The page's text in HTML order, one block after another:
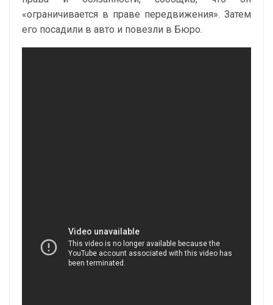
«ограничивается в праве передвижения». Затем
его посадили в авто и повезли в Бюро.